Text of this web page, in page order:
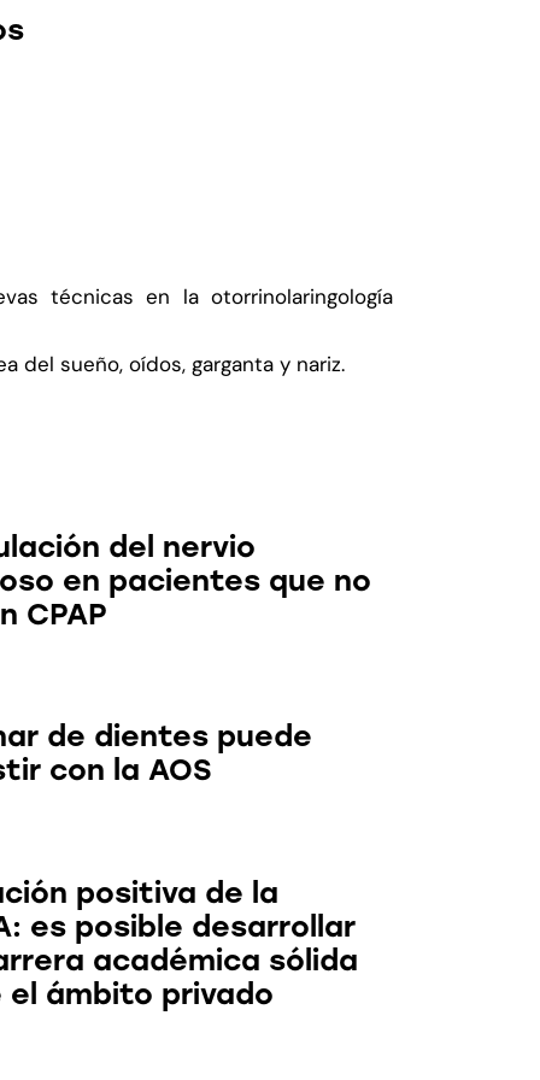
técnicas en la otorrinolaringología
del sueño, oídos, garganta y nariz.
del nervio
en pacientes que no
CPAP
de dientes puede
con la AOS
positiva de la
es posible desarrollar
académica sólida
el ámbito privado